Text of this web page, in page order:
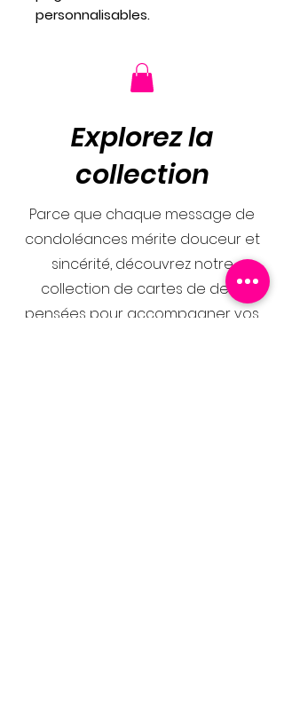
personnalisables.
Explorez la
collection
Parce que chaque message de
condoléances mérite douceur et
sincérité, découvrez notre
collection de cartes de deuil
pensées pour accompagner vos